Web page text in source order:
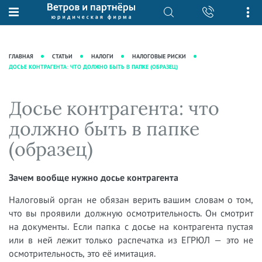
О нас
Рекомендации
Преимущества юридической
фирмы
Кейсы
Вакансии
Юридические услуги
Интеллектуальная собственность
Налоговая практика
Сопровождение бизнеса
Ведение уголовных дел
Защита активов
Ведение дел о банкротстве
База знаний
практики"
Новости
Аудиоподкасты
Видеоподкасты
Справочная
Вопросы-ответы
Вебинары и семинары
Прямые эфиры
ГЛАВНАЯ СТАТЬИ НАЛОГИ
НАЛОГОВЫЕ РИСКИ
ДОСЬЕ КОНТРАГЕНТА: ЧТО ДОЛЖНО БЫТЬ В ПАПКЕ (ОБРАЗЕЦ)
Досье контрагента: что
должно быть в папке
(образец)
Зачем вообще нужно досье контрагента
Налоговый орган не обязан верить вашим словам о том,
что вы проявили должную осмотрительность. Он смотрит
на документы. Если папка с досье на контрагента пустая
или в ней лежит только распечатка из ЕГРЮЛ — это не
осмотрительность, это её имитация.